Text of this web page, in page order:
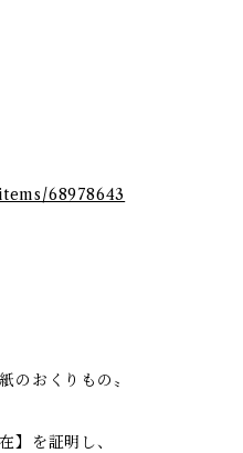
68978643
のおくりもの〟
】を証明し、